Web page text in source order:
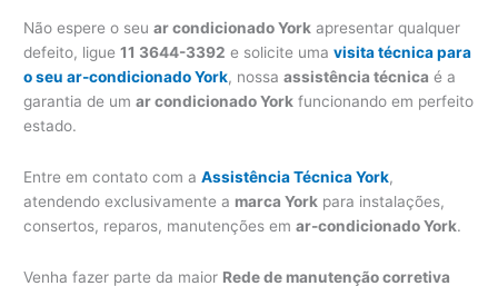
Não espere o seuar condicionado York apresentar qualquer
defeito, ligue11 3644-3392 e solicite umavisita técnica para
o seu ar-condicionado York, nossaassistência técnica é a
garantia de umar condicionado York funcionando em perfeito
estado.
Entre em contato com aAssistência Técnica York,
atendendo exclusivamente a marca York para instalações,
consertos, reparos, manutenções emar-condicionado York.
Venha fazer parte da maior Rede de manutenção corretiva